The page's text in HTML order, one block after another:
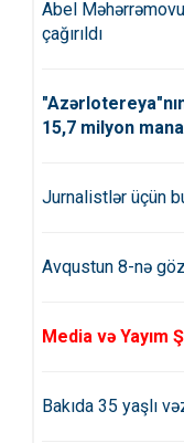
Abel
çağırıldı
15,7 milyon
Jurnalistlər üçün
Avqustun 8-nə
Media və Yayım
Bakıda 35 yaşlı